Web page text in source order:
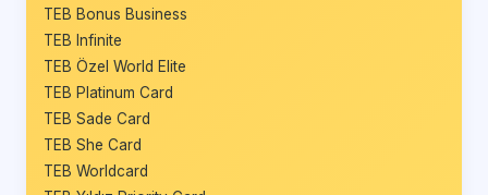
TEB Bonus Business
TEB Infinite
TEB Özel World Elite
TEB Platinum Card
TEB Sade Card
TEB She Card
TEB Worldcard